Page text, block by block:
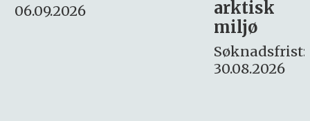
Søknadsfrist:
16. august.